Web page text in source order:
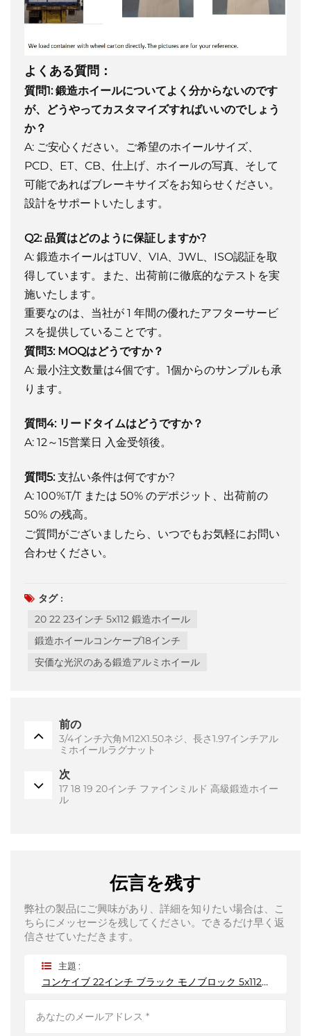
よくある質問：
質問1:鍛造ホイールについてよく分からないのです
が、どうやってカスタマイズすればいいのでしょう
か？
A: ご安心ください。ご希望のホイールサイズ、
PCD、ET、CB、仕上げ、ホイールの写真、そして
可能であればブレーキサイズをお知らせください。
設計をサポートいたします。
Q2: 品質はどのように保証しますか?
A: 鍛造ホイールはTUV、VIA、JWL、ISO認証を取
得しています。また、出荷前に徹底的なテストを実
施いたします。
重要なのは、当社が 1 年間の優れたアフターサービ
スを提供していることです。
質問3: MOQはどうですか？
A: 最小注文数量は4個です。1個からのサンプルも承
ります。
質問4: リードタイムはどうですか？
A: 12～15営業日 入金受領後。
質問5:支払い条件は何ですか?
A: 100%T/T または 50% のデポジット、出荷前の
50% の残高。
ご質問がございましたら、いつでもお気軽にお問い
合わせください。
タグ :
20 22 23インチ 5x112 鍛造ホイール
鍛造ホイールコンケーブ18インチ
安価な光沢のある鍛造アルミホイール
前の
3/4インチ六角M12X1.50ネジ、長さ1.97インチアル
ミホイールラグナット
次
17 18 19 20インチ ファインミルド 高級鍛造ホイー
ル
伝言を残す
弊社の製品にご興味があり、詳細を知りたい場合は、こ
ちらにメッセージを残してください。できるだけ早く返
信させていただきます。
主題 :
コンケイブ 22インチ ブラック モノブロック 5x112 鍛造ホイール